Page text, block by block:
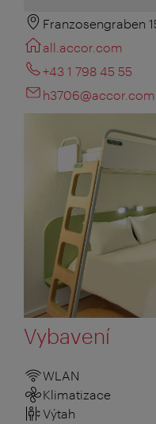
Franzosengraben
all.accor.com
+43 1 798 45 55
h3706@accor.com
Vybavení
WLAN
Klimatizace
Výtah